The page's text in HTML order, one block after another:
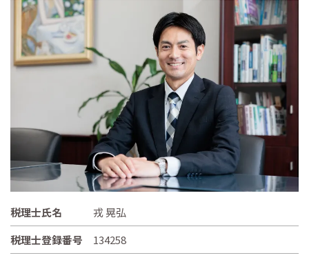
税理士氏名
戎 晃弘
税理士登録番号
134258